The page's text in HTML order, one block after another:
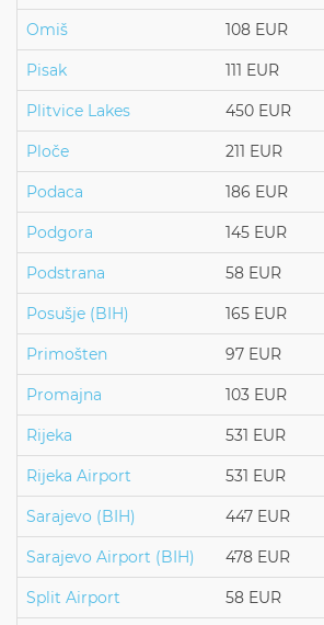
Omiš 108 EUR
Pisak 111 EUR
Plitvice Lakes 450 EUR
Ploče 211 EUR
Podaca 186 EUR
Podgora 145 EUR
Podstrana 58 EUR
Posušje (BIH) 165 EUR
Primošten 97 EUR
Promajna 103 EUR
Rijeka 531 EUR
Rijeka Airport 531 EUR
Sarajevo (BIH) 447 EUR
Sarajevo Airport (BIH) 478 EUR
Split Airport 58 EUR